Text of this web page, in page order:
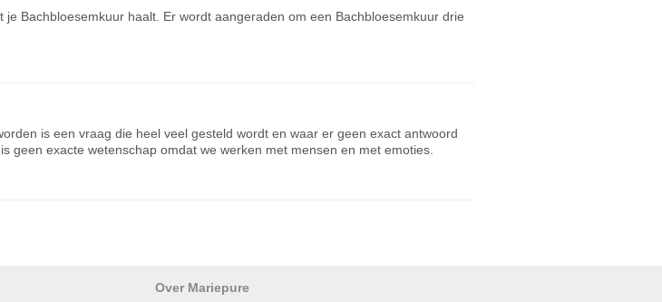
Bachbloesemkuur haalt. Er wordt aangeraden om een Bachbloesemkuur drie
is een vraag die heel veel gesteld wordt en waar er geen exact antwoord
geen exacte wetenschap omdat we werken met mensen en met emoties.
Over Mariepure